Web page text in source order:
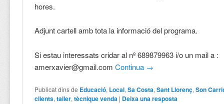
hores.
Adjunt cartell amb tota la informació del programa.
Si estau interessats cridar al nº 689879963 i/o un mail a :
amerxavier@gmail.comContinua →
Publicat dins de Educació, Local,Sa Costa,Sant Llorenç,Son
clients,taller,tècnique venda | Deixa una resposta